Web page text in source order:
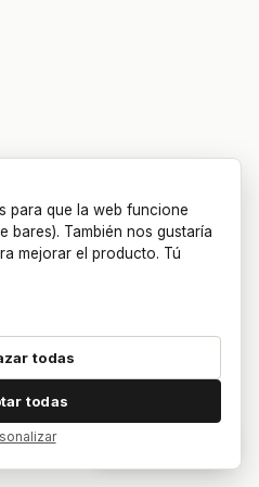
para que la web funcione
bares). También nos gustaría
mejorar el producto. Tú
todas
todas